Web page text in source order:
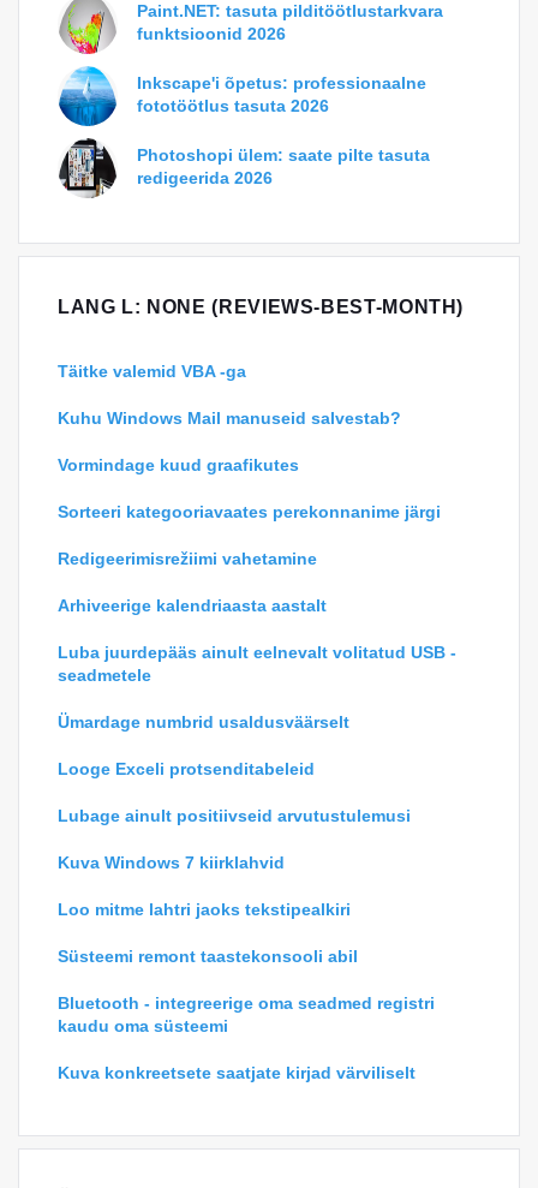
Paint.NET: tasuta pilditöötlustarkvara
funktsioonid 2026
Inkscape'i õpetus: professionaalne
fototöötlus tasuta 2026
Photoshopi ülem: saate pilte tasuta
redigeerida 2026
LANG L: NONE (REVIEWS-BEST-MONTH)
Täitke valemid VBA -ga
Kuhu Windows Mail manuseid salvestab?
Vormindage kuud graafikutes
Sorteeri kategooriavaates perekonnanime järgi
Redigeerimisrežiimi vahetamine
Arhiveerige kalendriaasta aastalt
Luba juurdepääs ainult eelnevalt volitatud USB -
seadmetele
Ümardage numbrid usaldusväärselt
Looge Exceli protsenditabeleid
Lubage ainult positiivseid arvutustulemusi
Kuva Windows 7 kiirklahvid
Loo mitme lahtri jaoks tekstipealkiri
Süsteemi remont taastekonsooli abil
Bluetooth - integreerige oma seadmed registri
kaudu oma süsteemi
Kuva konkreetsete saatjate kirjad värviliselt